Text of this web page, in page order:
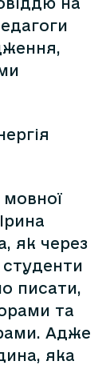
як через
писати,
та
Адже
яка